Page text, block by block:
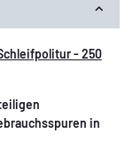
- 250
in